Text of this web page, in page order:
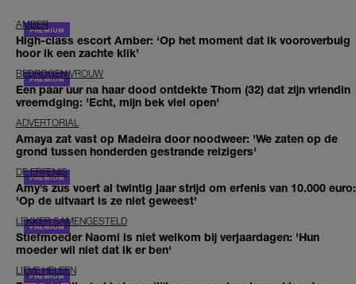
AMBER
High-class escort Amber: ‘Op het moment dat ik vooroverbuig
hoor ik een zachte klik’
BEDROGEN VROUW
Een paar uur na haar dood ontdekte Thom (32) dat zijn vriendin
vreemdging: 'Echt, mijn bek viel open'
ADVERTORIAL
Amaya zat vast op Madeira door noodweer: 'We zaten op de
grond tussen honderden gestrande reizigers'
DE ERFENIS
Amy’s zus voert al twintig jaar strijd om erfenis van 10.000 euro:
'Op de uitvaart is ze niet geweest'
LEKKER SAMENGESTELD
Stiefmoeder Naomi is niet welkom bij verjaardagen: 'Hun
moeder wil niet dat ik er ben'
LIEVE HELEEN